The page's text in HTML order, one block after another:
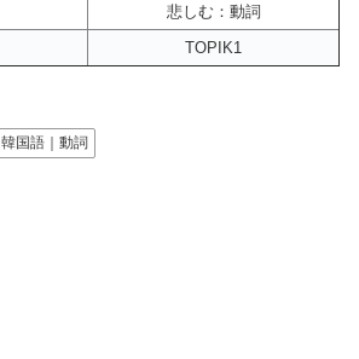
悲しむ：動詞
TOPIK1
韓国語｜動詞